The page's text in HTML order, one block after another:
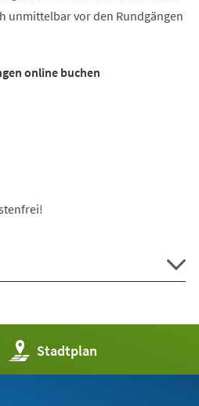
unmittelbar vor den Rundgängen
online buchen
Stadtplan
(Öffnet
in
einem